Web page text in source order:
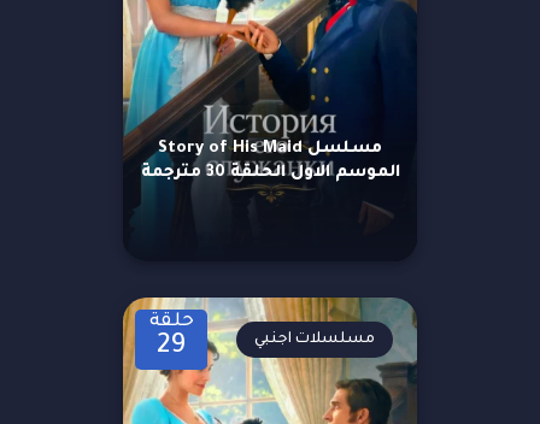
مسلسل Story of His Maid
الموسم الاول الحلقة 30 مترجمة
حلقة
29 مسلسلات اجنبي